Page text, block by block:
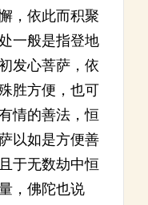
，依此而积聚
一般是指登地
发心菩萨，依
胜方便，也可
情的善法，恒
以如是方便善
于无数劫中恒
，佛陀也说